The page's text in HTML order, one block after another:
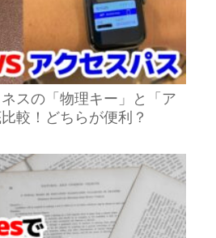
スの「物理キー」と「ア
較！どちらが便利？